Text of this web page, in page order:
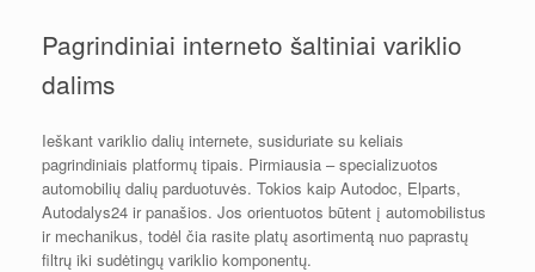
Pagrindiniai interneto šaltiniai variklio
dalims
Ieškant variklio dalių internete, susiduriate su keliais
pagrindiniais platformų tipais. Pirmiausia – specializuotos
automobilių dalių parduotuvės. Tokios kaip Autodoc, Elparts,
Autodalys24 ir panašios. Jos orientuotos būtent į automobilistus
ir mechanikus, todėl čia rasite platų asortimentą nuo paprastų
filtrų iki sudėtingų variklio komponentų.